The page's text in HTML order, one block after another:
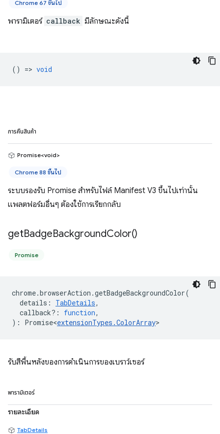
Chrome 67 ขึ้นไป
พารามิเตอร์ callback มีลักษณะดังนี้
() => void
การคืนสินค้า
Promise<void>
Chrome 88 ขึ้นไป
ระบบรองรับ Promise สำหรับไฟล์ Manifest V3 ขึ้นไปเท่านั้น
แพลตฟอร์มอื่นๆ ต้องใช้การเรียกกลับ
getBadgeBackgroundColor()
Promise
chrome.browserAction .getBadgeBackgroundColor(
details : TabDetails,
callback? : function,
) : Promise<extensionTypes .ColorArray>
รับสีพื้นหลังของการดำเนินการของเบราว์เซอร์
พารามิเตอร์
รายละเอียด
TabDetails